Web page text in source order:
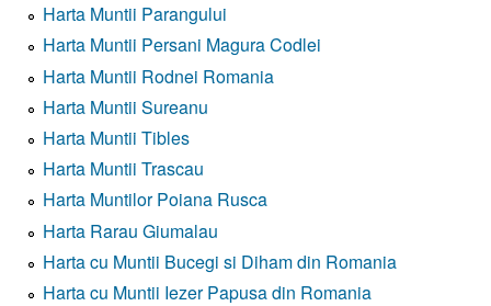
Harta Muntii Parangului
Harta Muntii Persani Magura Codlei
Harta Muntii Rodnei Romania
Harta Muntii Sureanu
Harta Muntii Tibles
Harta Muntii Trascau
Harta Muntilor Poiana Rusca
Harta Rarau Giumalau
Harta cu Muntii Bucegi si Diham din Romania
Harta cu Muntii Iezer Papusa din Romania